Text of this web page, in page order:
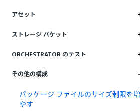
アセット
ストレージ バケット
ORCHESTRATOR のテスト
その他の構成
パッケージ ファイルのサイズ制限を増
やす